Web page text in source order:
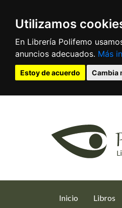
Utilizamos
En Librería Polifemo
anuncios adecuados. Más
Estoy de acuerdo Cambia
Inicio (current)
Libros